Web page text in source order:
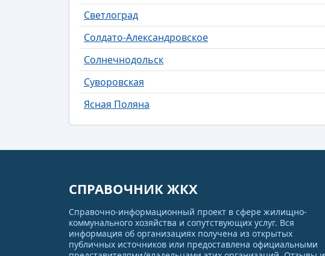
Светлоград
Солдато-Александровское
Солнечнодольск
Суворовская
Ясная Поляна
СПРАВОЧНИК ЖКХ
Справочно-информационный проект в сфере жилищно-
коммунального хозяйства и сопутствующих услуг. Вся
информация об организациях получена из открытых
публичных источников или предоставлена официальными